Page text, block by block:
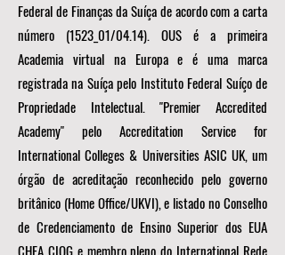
Federal de Finanças da Suíça de acordo com a carta
número (1523_01/04.14). OUS é a primeira
Academia virtual na Europa e é uma marca
registrada na Suíça pelo Instituto Federal Suíço de
Propriedade Intelectual. "Premier Accredited
Academy" pelo Accreditation Service for
International Colleges & Universities ASIC UK, um
órgão de acreditação reconhecido pelo governo
britânico (Home Office/UKVI), e listado no Conselho
de Credenciamento de Ensino Superior dos EUA
CHEA CIQG e membro pleno do International Rede